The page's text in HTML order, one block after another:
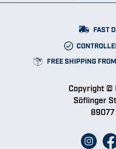
FAST
FREE SHIPPING
Copyright ©
Söflinger
89077